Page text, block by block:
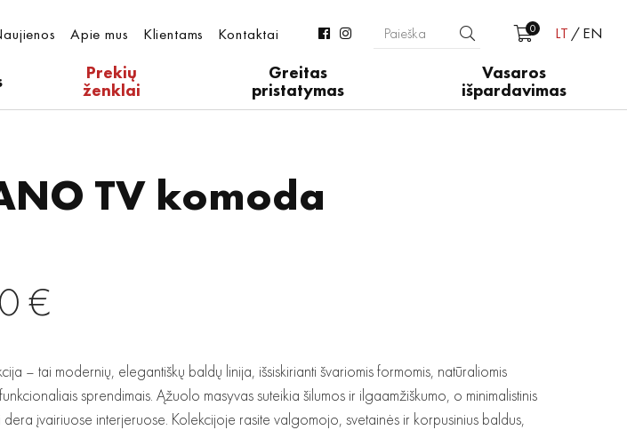
Apie mus Klientams Kontaktai 0 LT EN
Prekių
ženklai
Greitas
pristatymas
Vasaros
išpardavimas
TV komoda
€
– tai modernių, elegantiškų baldų linija, išsiskirianti švariomis formomis, natūraliomis
sprendimais. Ąžuolo masyvas suteikia šilumos ir ilgaamžiškumo, o minimalistinis
įvairiuose interjeruose. Kolekcijoje rasite valgomojo, svetainės ir korpusinius baldus,